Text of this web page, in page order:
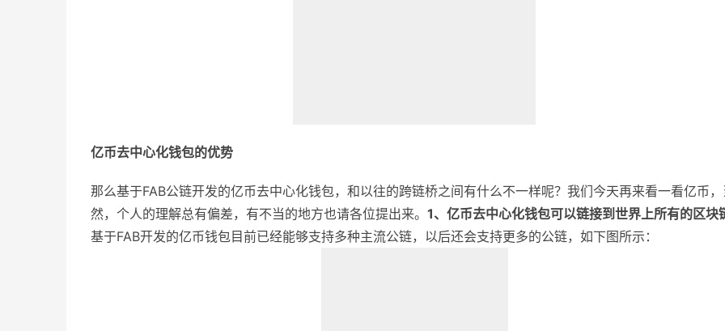
亿币去中心化钱包的优势
那么基于FAB公链开发的亿币去中心化钱包，和以往的跨链桥之间有什么不一样呢？我们今天再来看一看亿币
然，个人的理解总有偏差，有不当的地方也请各位提出来。 1、亿币去中心化钱包可以链接到世界上所有的区块
基于FAB开发的亿币钱包目前已经能够支持多种主流公链，以后还会支持更多的公链，如下图所示：